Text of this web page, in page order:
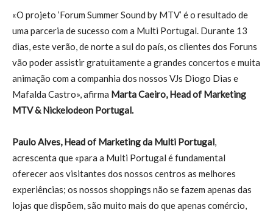
«O projeto ‘Forum Summer Sound by MTV’ é o resultado de
uma parceria de sucesso com a Multi Portugal. Durante 13
dias, este verão, de norte a sul do país, os clientes dos Foruns
vão poder assistir gratuitamente a grandes concertos e muita
animação com a companhia dos nossos VJs Diogo Dias e
Mafalda Castro», afirma Marta Caeiro, Head of Marketing
MTV & Nickelodeon Portugal.
Paulo Alves, Head of Marketing da Multi Portugal,
acrescenta que «para a Multi Portugal é fundamental
oferecer aos visitantes dos nossos centros as melhores
experiências; os nossos shoppings não se fazem apenas das
lojas que dispõem, são muito mais do que apenas comércio,